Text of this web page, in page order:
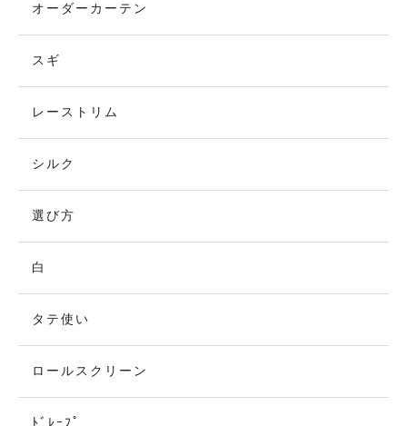
オーダーカーテン
スギ
レーストリム
シルク
選び方
白
タテ使い
ロールスクリーン
ﾄﾞﾚｰﾌﾟ